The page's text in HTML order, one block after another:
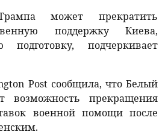
может прекратить
поддержку Киева,
подчеркивает
Post сообщила, что Белый
возможность прекращения
военной помощи после